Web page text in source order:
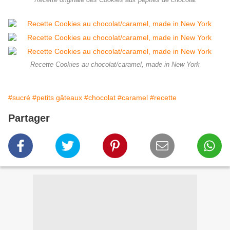
Recette Cookies au chocolat/caramel, made in New York
#sucré #petits gâteaux #chocolat #caramel #recette
Partager